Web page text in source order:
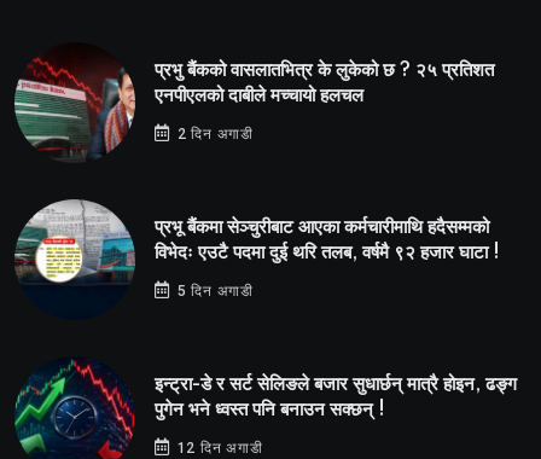
प्रभु बैंकको वासलातभित्र के लुकेको छ ? २५ प्रतिशत
एनपीएलको दाबीले मच्चायो हलचल
2 दिन अगाडी
प्रभू बैंकमा सेञ्चुरीबाट आएका कर्मचारीमाथि हदैसम्मको
विभेदः एउटै पदमा दुई थरि तलब, वर्षमै ९२ हजार घाटा !
5 दिन अगाडी
इन्ट्रा-डे र सर्ट सेलिङले बजार सुधार्छन् मात्रै होइन, ढङ्ग
पुगेन भने ध्वस्त पनि बनाउन सक्छन् !
12 दिन अगाडी